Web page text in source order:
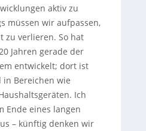
aktiv zu
müssen wir aufpassen,
zu verlieren. So hat
Jahren gerade der
entwickelt; dort ist
Bereichen wie
Ich
Ende eines langen
– künftig denken wir